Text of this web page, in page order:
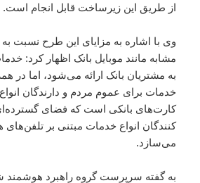
از طریق این زیرساخت قابل انجام است.
وی با اشاره به مزایای این طرح نسبت
مشابه مانند موبایل بانک اظهار کرد:
به مشتریان بانک ارائه می‌شود، اما در
خدمات برای عموم مردم و دارندگان
کارت‌های بانکی است که فضای گسترده‌ای
کنندگان انواع خدمات مبتنی بر
می‌سازد.
به گفته سرپرست گروه راهبرد هوشمند